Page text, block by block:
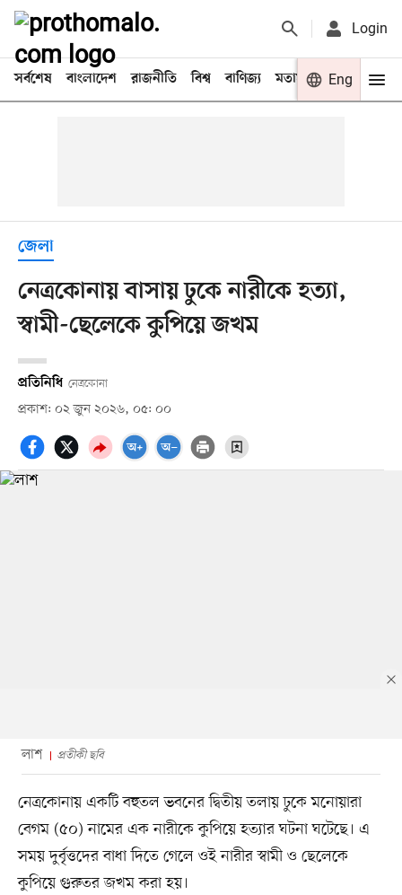
Login
সর্বশেষ বাংলাদেশ রাজনীতি বিশ্ব বাণিজ্য মতামত খেলা
Eng
জেলা
নেত্রকোনায় বাসায় ঢুকে নারীকে হত্যা,
স্বামী-ছেলেকে কুপিয়ে জখম
প্রতিনিধি নেত্রকোনা
প্রকাশ: ০২ জুন ২০২৬, ০৫: ০০
লাশ প্রতীকী ছবি
নেত্রকোনায় একটি বহুতল ভবনের দ্বিতীয় তলায় ঢুকে মনোয়ারা
বেগম (৫০) নামের এক নারীকে কুপিয়ে হত্যার ঘটনা ঘটেছে। এ
সময় দুর্বৃত্তদের বাধা দিতে গেলে ওই নারীর স্বামী ও ছেলেকে
কুপিয়ে গুরুতর জখম করা হয়।